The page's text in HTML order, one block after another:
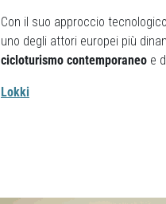
Con il suo approccio
uno degli attori europei più
cicloturismo contemporaneo e
Lokki